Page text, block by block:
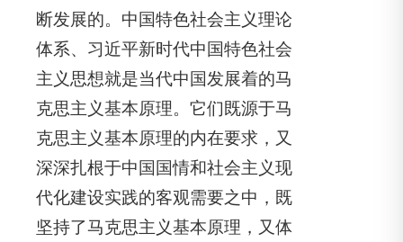
断发展的。中国特色社会主义理论
体系、习近平新时代中国特色社会
主义思想就是当代中国发展着的马
克思主义基本原理。它们既源于马
克思主义基本原理的内在要求，又
深深扎根于中国国情和社会主义现
代化建设实践的客观需要之中，既
坚持了马克思主义基本原理，又体